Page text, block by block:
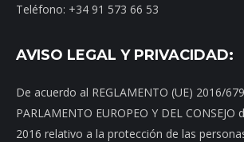
Teléfono: +34 91 573 66 53
AVISO LEGAL Y PRIVACIDAD:
De acuerdo al REGLAMENTO (UE) 2016/679
PARLAMENTO EUROPEO Y DEL CONSEJO
2016 relativo a la protección de las